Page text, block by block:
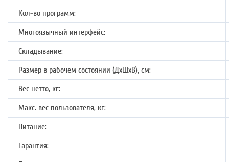
Кол-во программ:
Многоязычный интерфейс:
Складывание:
Размер в рабочем состоянии (ДхШхВ), см:
Вес нетто, кг:
Макс. вес пользователя, кг:
Питание:
Гарантия: